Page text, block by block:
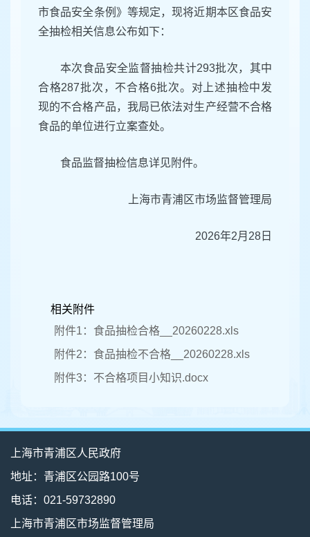
市食品安全条例》等规定，现将近期本区食品安
全抽检相关信息公布如下：
本次食品安全监督抽检共计293批次，其中
合格287批次，不合格6批次。对上述抽检中发
现的不合格产品，我局已依法对生产经营不合格
食品的单位进行立案查处。
食品监督抽检信息详见附件。
上海市青浦区市场监督管理局
2026年2月28日
相关附件
附件1：食品抽检合格__20260228.xls
附件2：食品抽检不合格__20260228.xls
附件3：不合格项目小知识.docx
上海市青浦区人民政府
地址：青浦区公园路100号
电话：021-59732890
上海市青浦区市场监督管理局